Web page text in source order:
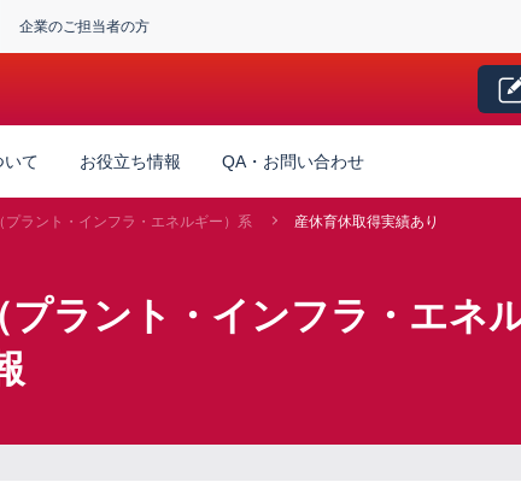
企業のご担当者の方
いて お役立ち情報 QA・お問い合わせ
プラント・インフラ・エネルギー）系 産休育休取得実績あり
プラント・インフラ・エネ